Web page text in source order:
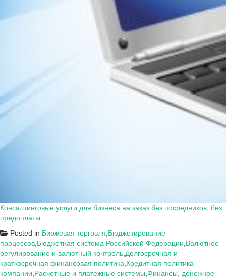
Консалтинговые услуги для бизнеса на заказ без посредников, без
предоплаты
Posted in Биржевая торговля Бюджетирование
процессов Бюджетная система Российской Федерации Валютное
регулирование и валютный контроль Долгосрочная и
краткосрочная финансовая политика Кредитная политика
компании Расчетные и платежные системы Финансы, денежное